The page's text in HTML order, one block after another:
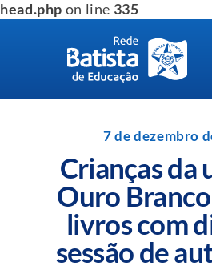
head.php on line 335
Perguntas Frequentes
Blog da Rede Batista
7 de dezembro
Crianças da
Ouro
livros com
sessão de